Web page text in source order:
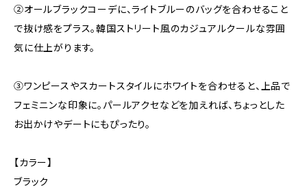
②オールブラックコーデに、ライトブルーのバッグを合わせること
で抜け感をプラス。韓国ストリート風のカジュアルクールな雰囲
気に仕上がります。
③ワンピースやスカートスタイルにホワイトを合わせると、上品で
フェミニンな印象に。パールアクセなどを加えれば、ちょっとした
お出かけやデートにもぴったり。
【カラー】
ブラック